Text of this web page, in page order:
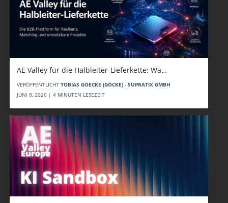
AE Valley für die Halbleiter-Lieferkette: Wa…
VERÖFFENTLICHT TOBIAS GOECKE (GÖCKE) - SUPRATIX GMBH
JUNI 8, 2026 | 4 MINUTEN LESEZEIT